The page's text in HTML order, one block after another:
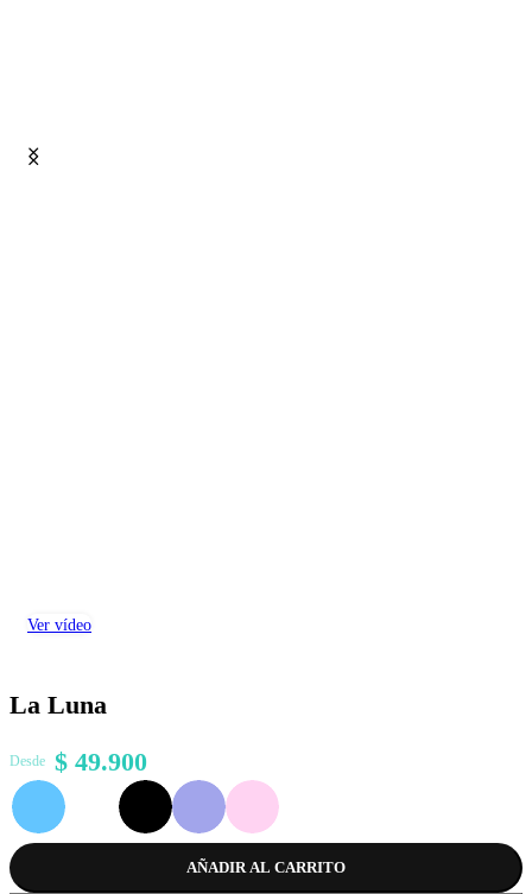
Ver vídeo
La Luna
Desde $49.900
AÑADIR AL CARRITO